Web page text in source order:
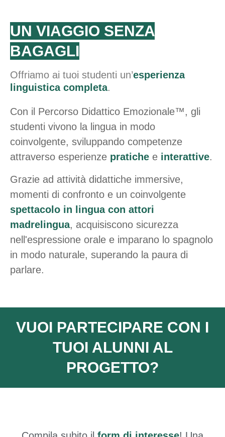
UN VIAGGIO SENZA
BAGAGLI
Offriamo ai tuoi studenti un’esperienza
linguistica completa.
Con il Percorso Didattico Emozionale™, gli
studenti vivono la lingua in modo
coinvolgente, sviluppando competenze
attraverso esperienze pratiche e interattive.
Grazie ad attività didattiche immersive,
momenti di confronto e un coinvolgente
spettacolo in lingua con attori
madrelingua, acquisiscono sicurezza
nell'espressione orale e imparano lo spagnolo
in modo naturale, superando la paura di
parlare.
VUOI PARTECIPARE CON I
TUOI ALUNNI AL
PROGETTO?